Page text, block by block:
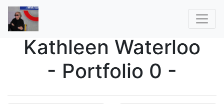
Kathleen Waterloo
- Portfolio 0 -